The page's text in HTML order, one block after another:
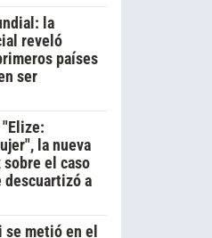
la
reveló
países
ser
la nueva
el caso
descuartizó a
metió en el